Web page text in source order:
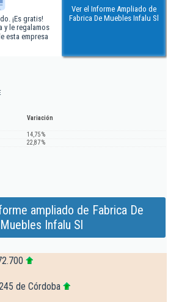
¡Es gratis!
y le regalamos
esta empresa
Ver el Informe Ampliado de
Fabrica De Muebles Infalu Sl
Variación
14,75 %
22,87 %
ampliado de Fabrica De
Muebles Infalu Sl
de Córdoba